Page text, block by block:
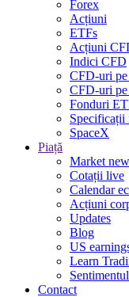
Forex
Acțiuni
ETFs
Acțiuni
Indici CFD
CFD-uri
CFD-uri
Fonduri
Specificații
SpaceX
Piață
Market
Cotații live
Calendar
Acțiuni
Updates
Blog
US
Learn
Contact